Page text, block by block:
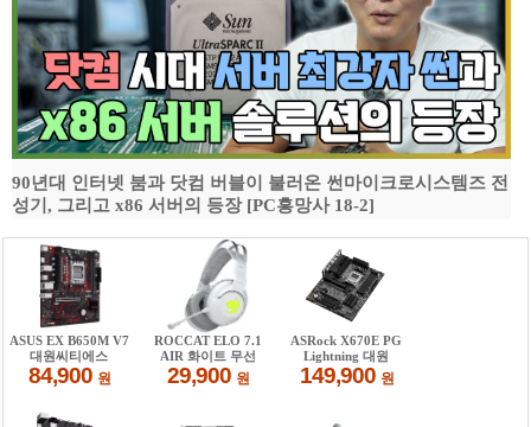
90년대 인터넷 붐과 닷컴 버블이 불러온 썬마이크로시스템즈 전
성기, 그리고 x86 서버의 등장 [PC흥망사 18-2]